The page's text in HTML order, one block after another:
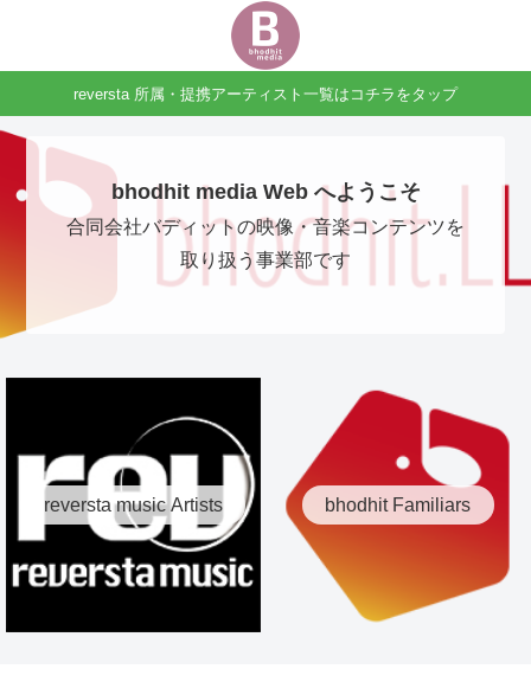
reversta 所属・提携アーティスト一覧はコチラをタップ
bhodhit media Web へようこそ
合同会社バディットの映像・音楽コンテンツを
取り扱う事業部です
reversta music Artists bhodhit Familiars